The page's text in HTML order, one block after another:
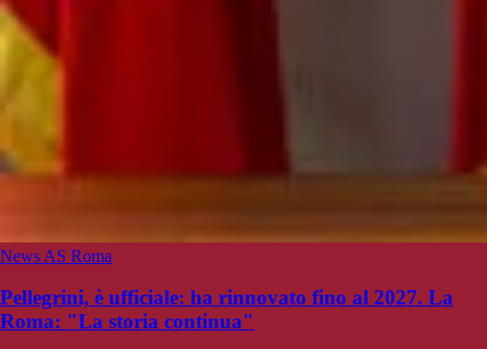
News AS Roma
Pellegrini, è ufficiale: ha rinnovato fino al 2027. La
Roma: "La storia continua"